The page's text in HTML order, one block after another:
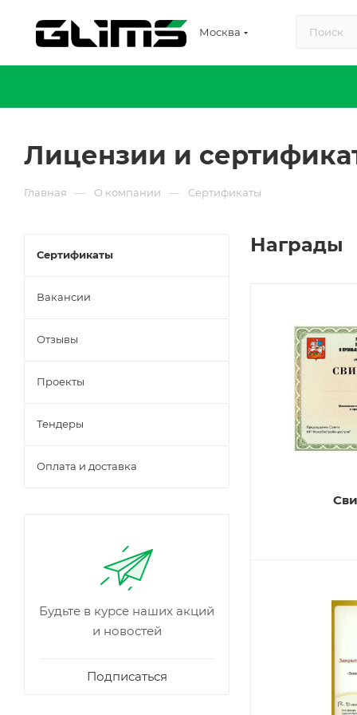
Москва
Лицензии и
Главная — О компании — Cертификаты
Награды
Сертификаты
Вакансии
Отзывы
Проекты
Тендеры
Оплата и доставка
Будьте в курсе наших акций
и новостей
Подписаться